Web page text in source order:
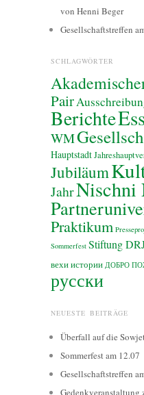
von Henni Beger
Gesellschaftstreffen
SCHLAGWÖRTER
Pair
Berichte
WM
Hauptstadt
Jubiläum
JahrNischni
Praktikum
Sommerfest Stiftung
вехи истории ДОБРО
русски
NEUESTE BEITRÄGE
Überfall auf die
Sommerfest am 12.07
Gesellschaftstreffen
Gedenkveranstaltung